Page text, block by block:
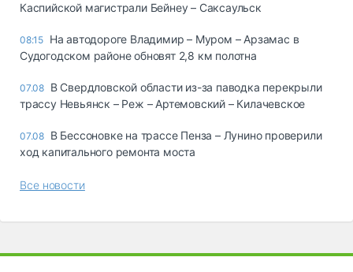
Каспийской магистрали Бейнеу – Саксаульск
08:15 На автодороге Владимир – Муром – Арзамас в
Судогодском районе обновят 2,8 км полотна
07.08 В Свердловской области из-за паводка перекрыли
трассу Невьянск – Реж – Артемовский – Килачевское
07.08 В Бессоновке на трассе Пенза – Лунино проверили
ход капитального ремонта моста
Все новости